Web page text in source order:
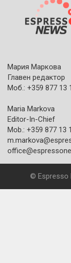
Мария Маркова
Главен редактор
Моб.: +359 877 13
Maria Markova
Editor-In-Chief
Mob.: +359 877 13
© Espresso